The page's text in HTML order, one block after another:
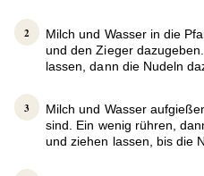
Milch und Wasser in die
und den Zieger
lassen, dann die Nudeln
Milch und Wasser
sind. Ein wenig rühren,
und ziehen lassen, bis die